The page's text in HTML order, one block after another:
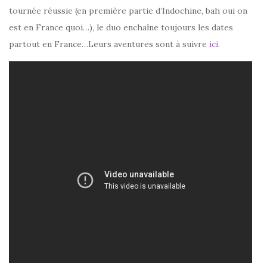
tournée réussie (en première partie d’Indochine, bah oui on
est en France quoi…), le duo enchaîne toujours les dates
partout en France…Leurs aventures sont à suivre ici.